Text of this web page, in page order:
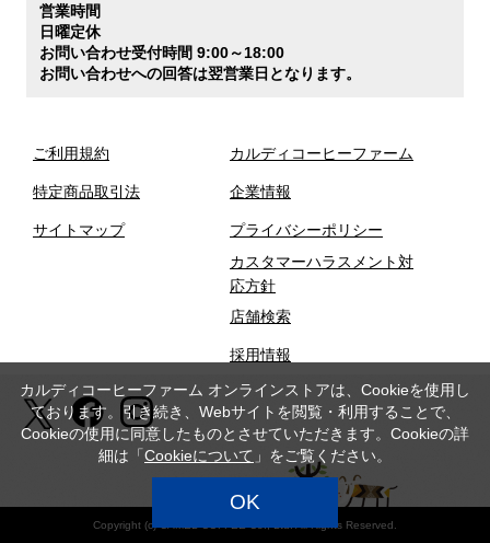
営業時間
日曜定休
お問い合わせ受付時間 9:00～18:00
お問い合わせへの回答は翌営業日となります。
ご利用規約
特定商品取引法
サイトマップ
カルディコーヒーファーム
企業情報
プライバシーポリシー
カスタマーハラスメント対
応方針
店舗検索
採用情報
Copyright (c) CAMEL COFFEE Co., Ltd. All Rights Reserved.
カルディコーヒーファーム オンラインストアは、Cookieを使用し
ております。引き続き、Webサイトを閲覧・利用することで、
Cookieの使用に同意したものとさせていただきます。Cookieの詳
細は「Cookieについて 」をご覧ください。
OK